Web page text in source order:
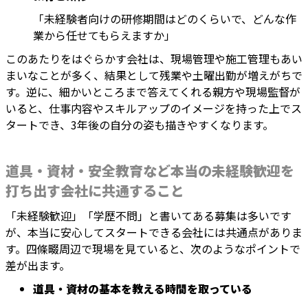
「未経験者向けの研修期間はどのくらいで、どんな作
業から任せてもらえますか」
このあたりをはぐらかす会社は、現場管理や施工管理もあい
まいなことが多く、結果として残業や土曜出勤が増えがちで
す。逆に、細かいところまで答えてくれる親方や現場監督が
いると、仕事内容やスキルアップのイメージを持った上でス
タートでき、3年後の自分の姿も描きやすくなります。
道具・資材・安全教育など本当の未経験歓迎を
打ち出す会社に共通すること
「未経験歓迎」「学歴不問」と書いてある募集は多いです
が、本当に安心してスタートできる会社には共通点がありま
す。四條畷周辺で現場を見ていると、次のようなポイントで
差が出ます。
道具・資材の基本を教える時間を取っている